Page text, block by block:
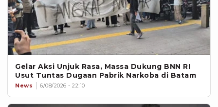
Gelar Aksi Unjuk Rasa, Massa Dukung BNN RI
Usut Tuntas Dugaan Pabrik Narkoba di Batam
News 6/08/2026 - 22:10